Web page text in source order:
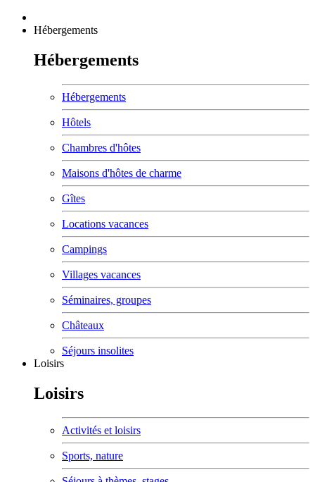
Hébergements
Hébergements
Hébergements
Hôtels
Chambres d'hôtes
Maisons d'hôtes de charme
Gîtes
Locations vacances
Campings
Villages vacances
Séminaires, groupes
Châteaux
Séjours insolites
Loisirs
Loisirs
Activités et loisirs
Sports, nature